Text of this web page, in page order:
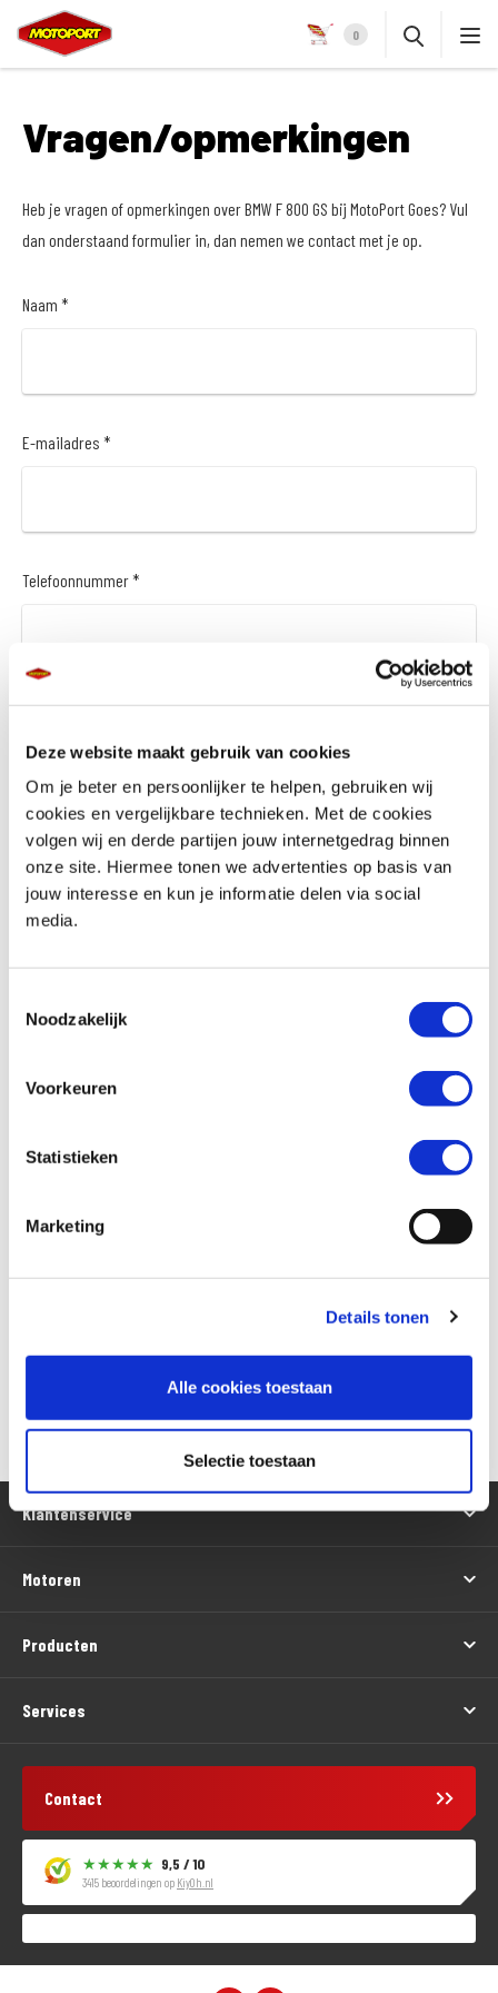
Deze website maakt gebruik van cookies
Om je beter en persoonlijker te helpen, gebruiken wij
cookies en vergelijkbare technieken. Met de cookies
volgen wij en derde partijen jouw internetgedrag binnen
onze site. Hiermee tonen we advertenties op basis van
jouw interesse en kun je informatie delen via social
media.
Noodzakelijk
Voorkeuren
Statistieken
Marketing
Details tonen
Alle cookies toestaan
Selectie toestaan
0
Vragen/opmerkingen
Heb je vragen of opmerkingen over BMW F 800 GS bij MotoPort Goes? Vul
dan onderstaand formulier in, dan nemen we contact met je op.
Naam *
E-mailadres *
Telefoonnummer *
Wil je een financieringsaanbod *
Ja Nee
Klantenservice
Motoren
Producten
Services
Contact
9,5 / 10
3415 beoordelingen op KiyOh.nl